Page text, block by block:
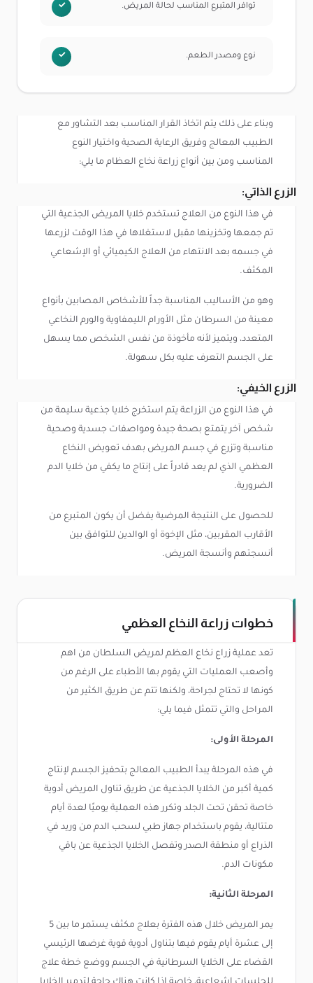
توافر المتبرع المناسب لحالة المريض.
نوع ومصدر الطعم.
وبناء على ذلك يتم اتخاذ القرار المناسب بعد التشاور مع
الطبيب المعالج وفريق الرعاية الصحية واختيار النوع
المناسب ومن بين أنواع زراعة نخاع العظام ما يلي:
الزرع الذاتي:
في هذا النوع من العلاج تستخدم خلايا المريض الجذعية التي
تم جمعها وتخزينها مقبل لاستغلاها في هذا الوقت لزرعها
في جسمه بعد الانتهاء من العلاج الكيميائي أو الإشعاعي
المكثف.
وهو من الأساليب المناسبة جداً للأشخاص المصابين بأنواع
معينة من السرطان مثل الأورام الليمفاوية والورم النخاعي
المتعدد، ويتميز لأنه مأخوذة من نفس الشخص مما يسهل
على الجسم التعرف عليه بكل سهولة.
الزرع الخيفي:
في هذا النوع من الزراعة يتم استخرج خلايا جذعية سليمة من
شخص آخر يتمتع بصحة جيدة ومواصفات جسدية وصحية
مناسبة وتزرع في جسم المريض بهدف تعويض النخاع
العظمي الذي لم يعد قادراً على إنتاج ما يكفي من خلايا الدم
الضرورية.
للحصول على النتيجة المرضية يفضل أن يكون المتبرع من
الأقارب المقربين، مثل الإخوة أو الوالدين للتوافق بين
أنسجتهم وأنسجة المريض.
خطوات زراعة النخاع العظمي
تعد عملية زراع نخاع العظم لمريض السلطان من اهم
وأصعب العمليات التي يقوم بها الأطباء على الرغم من
كونها لا تحتاج لجراحة، ولكنها تتم عن طريق الكثير من
المراحل والتي تتمثل فيما يلي:
المرحلة الأولى:
في هذه المرحلة يبدأ الطبيب المعالج بتحفيز الجسم لإنتاج
كمية أكبر من الخلايا الجذعية عن طريق تناول المريض أدوية
خاصة تحقن تحت الجلد وتكرر هذه العملية يوميًا لعدة أيام
متتالية، يقوم باستخدام جهاز طبي لسحب الدم من وريد في
الذراع أو منطقة الصدر وتفصل الخلايا الجذعية عن باقي
مكونات الدم.
المرحلة الثانية:
يمر المريض خلال هذه الفترة بعلاج مكثف يستمر ما بين 5
إلى عشرة أيام يقوم فيها بتناول أدوية قوية غرضها الرئيسي
القضاء على الخلايا السرطانية في الجسم ووضع خطة علاج